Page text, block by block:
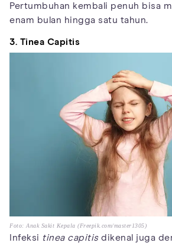
Pertumbuhan kembali penuh bisa
enam bulan hingga satu tahun.
3. Tinea Capitis
Foto: Anak Sakit Kepala (Freepik.com/master1305)
Infeksi tinea capitisdikenal juga